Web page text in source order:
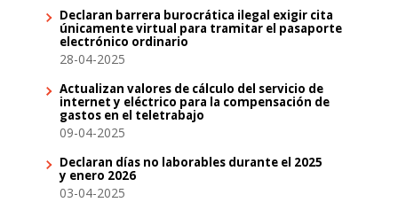
Declaran barrera burocrática ilegal exigir cita
únicamente virtual para tramitar el pasaporte
electrónico ordinario
28-04-2025
Actualizan valores de cálculo del servicio de
internet y eléctrico para la compensación de
gastos en el teletrabajo
09-04-2025
Declaran días no laborables durante el 2025
y enero 2026
03-04-2025